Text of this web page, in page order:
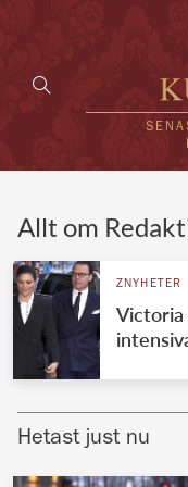
Allt om
ZNYHETER
Victoria
Hetast just nu